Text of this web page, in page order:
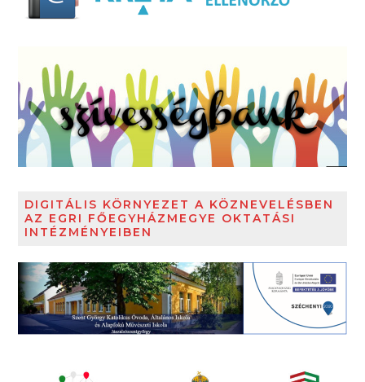
DIGITÁLIS KÖRNYEZET A KÖZNEVELÉSBEN
AZ EGRI FŐEGYHÁZMEGYE OKTATÁSI
INTÉZMÉNYEIBEN